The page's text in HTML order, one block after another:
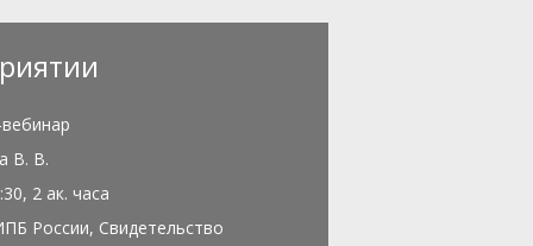
В. В.
2 ак. часа
России, Свидетельство